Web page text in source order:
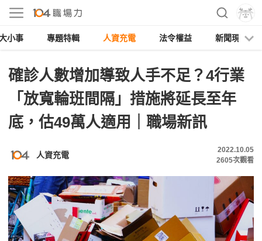
小事 專題特輯 人資充電 法令權益 新聞現場
確診人數增加導致人手不足？4行業
「放寬輪班間隔」措施將延長至年
底，估49萬人適用｜職場新訊
人資充電
2022.10.05
2605次觀看